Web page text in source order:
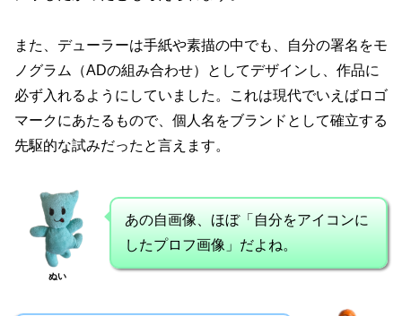
また、デューラーは手紙や素描の中でも、自分の署名をモ
ノグラム（ADの組み合わせ）としてデザインし、作品に
必ず入れるようにしていました。これは現代でいえばロゴ
マークにあたるもので、個人名をブランドとして確立する
先駆的な試みだったと言えます。
ぬい
あの自画像、ほぼ「自分をアイコンに
したプロフ画像」だよね。